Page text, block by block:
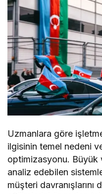
Uzmanlara göre
ilgisinin temel nedeni
optimizasyonu. Büyük
analiz edebilen
müşteri